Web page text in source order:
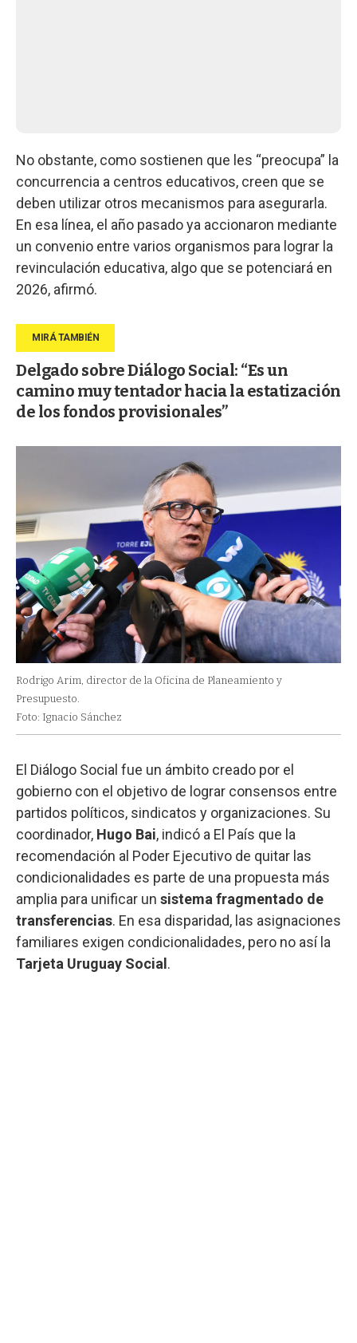
No obstante, como sostienen que les “preocupa” la
concurrencia a centros educativos, creen que se
deben utilizar otros mecanismos para asegurarla.
En esa línea, el año pasado ya accionaron mediante
un convenio entre varios organismos para lograr la
revinculación educativa, algo que se potenciará en
2026, afirmó.
Delgado sobre Diálogo Social: “Es un
camino muy tentador hacia la estatización
de los fondos provisionales”
Rodrigo Arim, director de la Oficina de Planeamiento y
Presupuesto.
Foto: Ignacio Sánchez
El Diálogo Social fue un ámbito creado por el
gobierno con el objetivo de lograr consensos entre
partidos políticos, sindicatos y organizaciones. Su
coordinador, Hugo Bai, indicó a El País que la
recomendación al Poder Ejecutivo de quitar las
condicionalidades es parte de una propuesta más
amplia para unificar un sistema fragmentado de
transferencias. En esa disparidad, las asignaciones
familiares exigen condicionalidades, pero no así la
Tarjeta Uruguay Social .